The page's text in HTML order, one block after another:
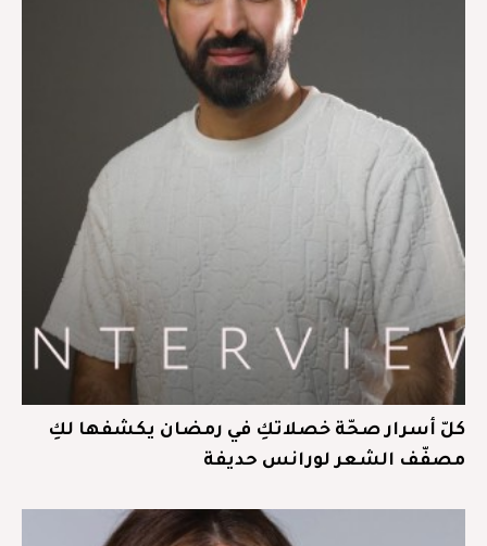
كلّ أسرار صحّة خصلاتكِ في رمضان يكشفها لكِ
مصفّف الشعر لورانس حديفة